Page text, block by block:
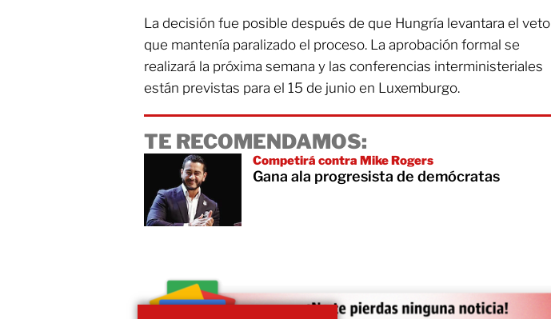
La decisión fue posible después de que Hungría levantara el veto
que mantenía paralizado el proceso. La aprobación formal se
realizará la próxima semana y las conferencias interministeriales
están previstas para el 15 de junio en Luxemburgo.
TE RECOMENDAMOS:
Competirá contra Mike Rogers
Gana ala progresista de demócratas